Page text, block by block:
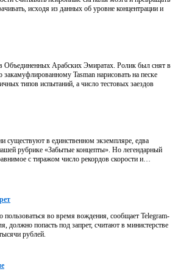
исходя из данных об уровне концентрации и
Объединенных Арабских Эмиратах. Ролик был снят в
Tasman нарисовать на песке
типов испытаний, а число тестовых заездов
существуют в единственном экземпляре, едва
рубрике «Забытые концепты». Но легендарный
с тиражом число рекордов скорости и…
во время вождения, сообщает Telegram-
должно попасть под запрет, считают в министерстве
рублей.